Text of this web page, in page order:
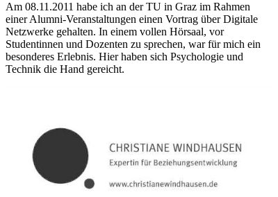
Am 08.11.2011 habe ich an der TU in Graz im Rahmen
einer Alumni-Veranstaltungen einen Vortrag über Digitale
Netzwerke gehalten. In einem vollen Hörsaal, vor
Studentinnen und Dozenten zu sprechen, war für mich ein
besonderes Erlebnis. Hier haben sich Psychologie und
Technik die Hand gereicht.